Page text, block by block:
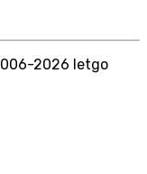
2026 letgo